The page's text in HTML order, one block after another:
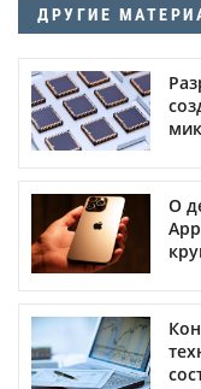
ДРУГИЕ
О